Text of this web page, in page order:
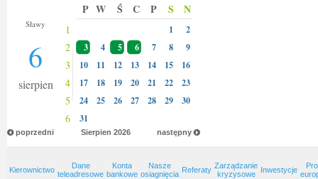
Sławy
6
sierpien
P W Ś C P S N
1 1 2
2 3 4 5 6 7 8 9
3 10 11 12 13 14 15 16
4 17 18 19 20 21 22 23
5 24 25 26 27 28 29 30
6 31
poprzedni następny
Sierpien 2026
Kierownictwo
Dane
teleadresowe
Konta
bankowe
Nasze
osiagnięcia Referaty Zarządzanie
kryzysowe
Inwestycje